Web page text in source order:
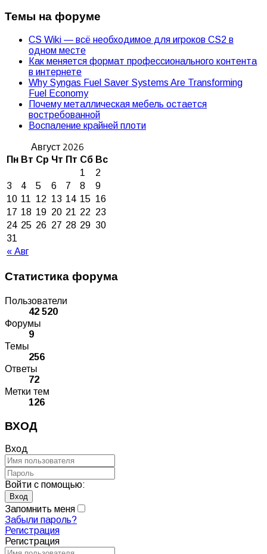
Темы на форуме
CS Wiki — всё необходимое для игроков CS2 в
одном месте
Как меняется формат профессионального контента
в интернете
Why Syngas Fuel Saver Systems Are Transforming
Fuel Economy
Почему металлическая мебель остается
востребованной
Воспаление крайней плоти
Август 2026
Пн Вт Ср Чт Пт Сб Вс
« Авг
1
2
3
4 5 6 7 8
9
10 11 12 13 14 15 16
17 18 19 20 21 22 23
24 25 26 27 28 29 30
31
Статистика форума
Пользователи
42 520
Форумы
9
Темы
256
Ответы
72
Метки тем
126
ВХОД
Вход
Войти с помощью:
Запомнить меня
Забыли пароль?
Регистрация
Регистрация